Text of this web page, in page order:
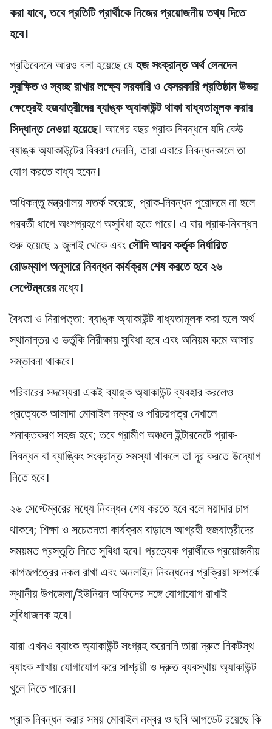
করা যাবে, তবে প্রতিটি প্রার্থীকে নিজের প্রয়োজনীয় তথ্য দিতে
হবে।
প্রতিবেদনে আরও বলা হয়েছে যেহজ সংক্রান্ত অর্থ লেনদেন
সুরক্ষিত ও স্বচ্ছ রাখার লক্ষ্যে সরকারি ও বেসরকারি প্রতিষ্ঠান উভয়
ক্ষেত্রেই হজযাত্রীদের ব্যাঙ্ক অ্যাকাউন্ট থাকা বাধ্যতামূলক করার
সিদ্ধান্ত নেওয়া হয়েছে। আগের বছর প্রাক-নিবন্ধনে যদি কেউ
ব্যাঙ্ক অ্যাকাউন্টের বিবরণ দেননি, তারা এবারে নিবন্ধনকালে তা
যোগ করতে বাধ্য হবেন।
অধিকন্তু মন্ত্রণালয় সতর্ক করেছে, প্রাক-নিবন্ধন পুরোদমে না হলে
পরবর্তী ধাপে অংশগ্রহণে অসুবিধা হতে পারে। এ বার প্রাক-নিবন্ধন
শুরু হয়েছে ১ জুলাই থেকে এবংসৌদি আরব কর্তৃক নির্ধারিত
রোডম্যাপ অনুসারে নিবন্ধন কার্যক্রম শেষ করতে হবে ২৬
সেপ্টেম্বরেরমধ্যে।
বৈধতা ও নিরাপত্তা: ব্যাঙ্ক অ্যাকাউন্ট বাধ্যতামূলক করা হলে অর্থ
স্থানান্তর ও ভর্তুকি নিরীক্ষায় সুবিধা হবে এবং অনিয়ম কমে আসার
সম্ভাবনা থাকবে।
পরিবারের সদস্যেরা একই ব্যাঙ্ক অ্যাকাউন্ট ব্যবহার করলেও
প্রত্যেকে আলাদা মোবাইল নম্বর ও পরিচয়পত্র দেখালে
শনাক্তকরণ সহজ হবে; তবে গ্রামীণ অঞ্চলে ইন্টারনেটে প্রাক-
নিবন্ধন বা ব্যাঙ্কিং সংক্রান্ত সমস্যা থাকলে তা দূর করতে উদ্যোগ
নিতে হবে।
২৬ সেপ্টেম্বরের মধ্যে নিবন্ধন শেষ করতে হবে বলে ময়াদার চাপ
থাকবে; শিক্ষা ও সচেতনতা কার্যক্রম বাড়ালে আগ্রহী হজযাত্রীদের
সময়মত প্রস্তুতি নিতে সুবিধা হবে। প্রত্যেক প্রার্থীকে প্রয়োজনীয়
কাগজপত্রের নকল রাখা এবং অনলাইন নিবন্ধনের প্রক্রিয়া সম্পর্কে
স্থানীয় উপজেলা/ইউনিয়ন অফিসের সঙ্গে যোগাযোগ রাখাই
সুবিধাজনক হবে।
যারা এখনও ব্যাংক অ্যাকাউন্ট সংগ্রহ করেননি তারা দ্রুত নিকটস্থ
ব্যাংক শাখায় যোগাযোগ করে সাশ্রয়ী ও দ্রুত ব্যবস্থায় অ্যাকাউন্ট
খুলে নিতে পারেন।
প্রাক-নিবন্ধন করার সময় মোবাইল নম্বর ও ছবি আপডেট রয়েছে কি